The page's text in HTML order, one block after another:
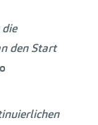
den Start